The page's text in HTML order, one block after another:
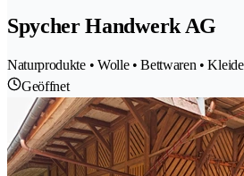
Spycher Handwerk AG
Naturprodukte • Wolle • Bettwaren •
Geöffnet